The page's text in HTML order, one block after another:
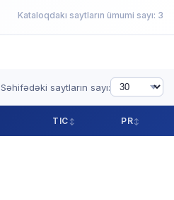
Kataloqdakı saytların ümumi sayı: 3
Səhifədəki saytların sayı:
TIC PR